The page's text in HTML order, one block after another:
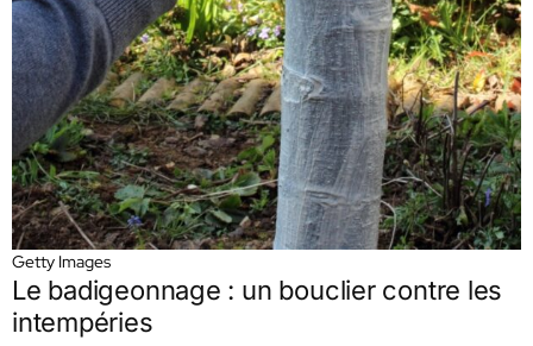
Getty Images
Le badigeonnage : un bouclier contre les
intempéries